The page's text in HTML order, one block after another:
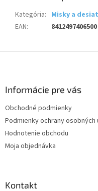
Kategória: Misky a
EAN: 8412497406500
Informácie pre vás
Obchodné podmienky
Podmienky ochrany osobných
Hodnotenie obchodu
Moja objednávka
Kontakt